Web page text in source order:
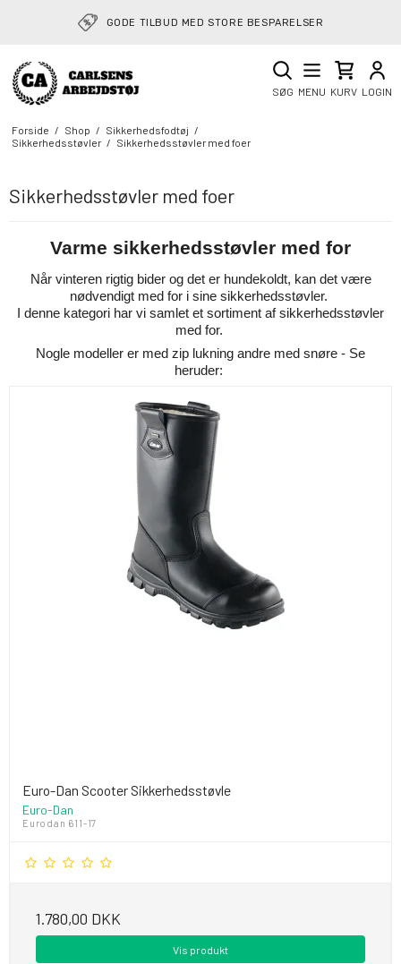
GODE TILBUD MED STORE BESPARELSER
SØG MENU KURV LOGIN
Forside / Shop / Sikkerhedsfodtøj /
Sikkerhedsstøvler / Sikkerhedsstøvler med foer
Sikkerhedsstøvler med foer
Varme sikkerhedsstøvler med for
Når vinteren rigtig bider og det er hundekoldt, kan det være
nødvendigt med for i sine sikkerhedsstøvler.
I denne kategori har vi samlet et sortiment af sikkerhedsstøvler
med for.
Nogle modeller er med zip lukning andre med snøre - Se
heruder:
Euro-Dan Scooter Sikkerhedsstøvle
Euro-Dan
Eurodan 611-17
1.780,00 DKK
Vis produkt